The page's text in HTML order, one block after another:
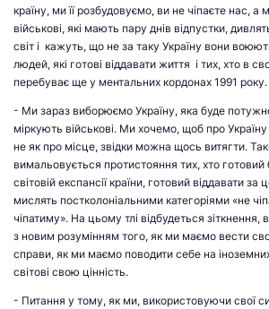
країну, ми її розбудовуємо, ви не чіпаєте нас,
військові, які мають пару днів відпустки,
світ і кажуть, що не за таку Україну вони
людей, які готові віддавати життя і тих, хто в
перебуває ще у ментальних кордонах 1991 року.
- Ми зараз виборюємо Україну, яка буде
міркують військові. Ми хочемо, щоб про
не як про місце, звідки можна щось витягти.
вимальовується протистояння тих, хто готовий
світовій експансії країни, готовий віддавати за
мислять постколоніальними категоріями «не
чіпатиму». На цьому тлі відбудеться зіткнення,
з новим розумінням того, як ми маємо вести свої
справи, як ми маємо поводити себе на
світові свою цінність.
- Питання у тому, як ми, використовуючи свої